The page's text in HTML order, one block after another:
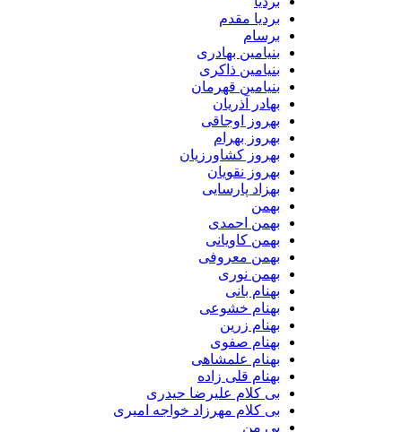
بردیا مقدم
برسام
بنیامین بهادری
بنیامین ذاکری
بنیامین قهرمان
بهادر آذریان
بهروز اوجاقی
بهروز بهرام
بهروز کشاورزیان
بهروز نقویان
بهزاد پارسایی
بهمن
بهمن احمدی
بهمن کاویانی
بهمن معروفی
بهمن نوری
بهنام بانی
بهنام خشوعی
بهنام زرین
بهنام صفوی
بهنام علمشاهی
بهنام قلی زاده
بی کلام علیرضا حیدری
بی کلام مهرزاد خواجه امیری
بی من